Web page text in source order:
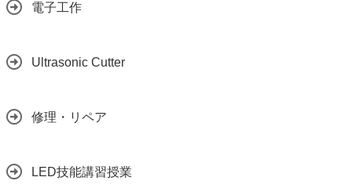
電子工作
Ultrasonic Cutter
修理・リペア
LED技能講習授業